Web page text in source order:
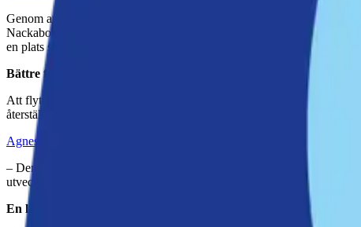
Genom att möjliggöra ett nytt båtupplägg i frigörs
Nackabor får möjlighet att bo nära vattnet och ta del av den
en plats som länge påverkats av tidigare varvsverksamhet.
Bättre förutsättningar för båtliv och miljö
Att flytta båtuppläggningsplatser från Moranviken till Gungviken är
återställa en miljö som länge varit belastad av föroreningar.
Agnes Palinski
– Den här satsningen innebär att vi löser flera problem samtidigt. Vi
utveckla Moranviken. Genom att flytta båtupplägget till Gungviken
En långsiktig och hållbar lösning